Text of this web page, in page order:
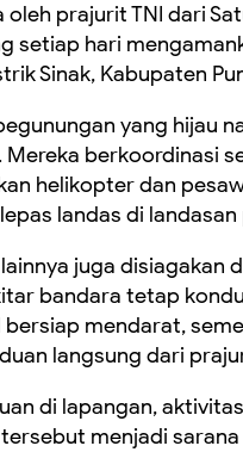
oleh prajurit TNI dari
setiap hari
Sinak, Kabupaten
yang hijau
Mereka berkoordinasi
helikopter dan
landas di
juga
bandara tetap
bersiap mendarat,
langsung dari
di lapangan,
menjadi